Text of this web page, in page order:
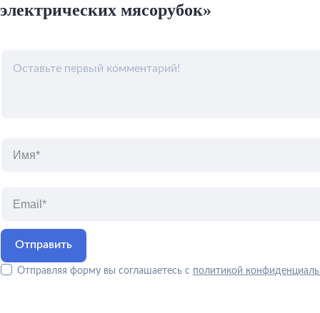
электрических мясорубок»
Отправляя форму вы соглашаетесь с политикой